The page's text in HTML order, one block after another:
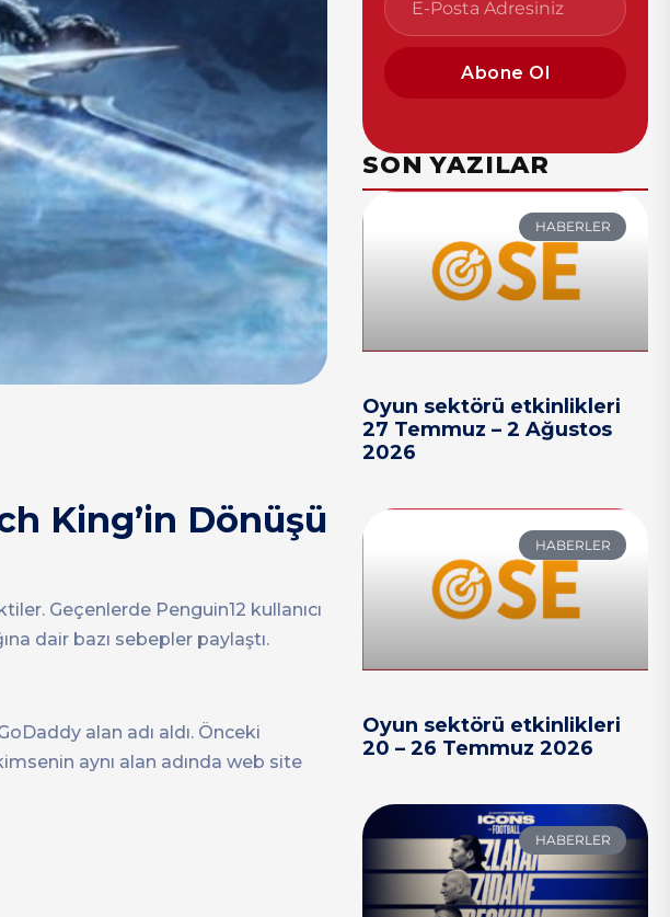
King’in Dönüşü
Geçenlerde Penguin12 kullanıcı
dair bazı sebepler paylaştı.
alan adı aldı. Önceki
aynı alan adında web site
Abone Ol
SON YAZILAR
HABERLER
Oyun sektörü etkinlikleri
27 Temmuz – 2 Ağustos
2026
HABERLER
Oyun sektörü etkinlikleri
20 – 26 Temmuz 2026
HABERLER